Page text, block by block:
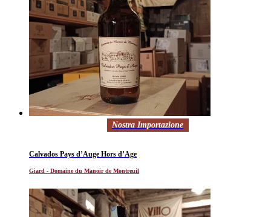
Nostra Importazione
Calvados Pays d’Auge Hors d’Age
Giard - Domaine du Manoir de Montreuil